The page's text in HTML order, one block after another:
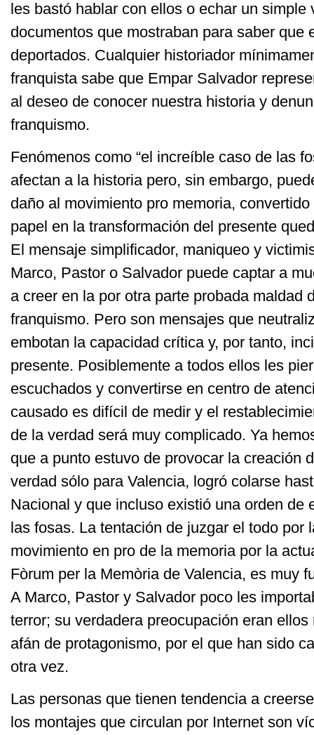
les bastó hablar con ellos o echar un simple
documentos que mostraban para saber que
deportados. Cualquier historiador
franquista sabe que Empar Salvador
al deseo de conocer nuestra historia y
franquismo.
Fenómenos como “el increíble caso de las
afectan a la historia pero, sin embargo,
daño al movimiento pro memoria,
papel en la transformación del presente
El mensaje simplificador, maniqueo y
Marco, Pastor o Salvador puede captar a
a creer en la por otra parte probada maldad
franquismo. Pero son mensajes que
embotan la capacidad crítica y, por tanto,
presente. Posiblemente a todos ellos les
escuchados y convertirse en centro de
causado es difícil de medir y el
de la verdad será muy complicado. Ya
que a punto estuvo de provocar la creación
verdad sólo para Valencia, logró colarse
Nacional y que incluso existió una orden de
las fosas. La tentación de juzgar el todo por
movimiento en pro de la memoria por la
Fòrum per la Memòria de Valencia, es muy
A Marco, Pastor y Salvador poco les
terror; su verdadera preocupación eran
afán de protagonismo, por el que han sido
otra vez.
Las personas que tienen tendencia a
los montajes que circulan por Internet son